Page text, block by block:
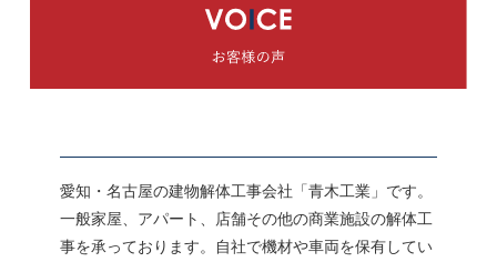
愛知・名古屋の建物解体工事会社「青木工業」です。
一般家屋、アパート、店舗その他の商業施設の解体工
事を承っております。自社で機材や車両を保有してい